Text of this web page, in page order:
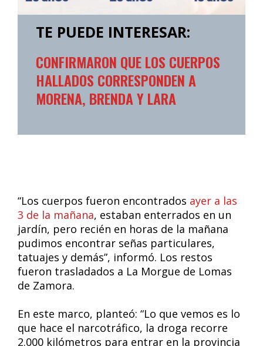
TE PUEDE INTERESAR:
CONFIRMARON QUE LOS CUERPOS
HALLADOS CORRESPONDEN A
MORENA, BRENDA Y LARA
“Los cuerpos fueron encontrados ayer a las
3 de la mañana, estaban enterrados en un
jardín, pero recién en horas de la mañana
pudimos encontrar señas particulares,
tatuajes y demás”, informó. Los restos
fueron trasladados a La Morgue de Lomas
de Zamora.
En este marco, planteó: “Lo que vemos es lo
que hace el narcotráfico, la droga recorre
2.000 kilómetros para entrar en la provincia